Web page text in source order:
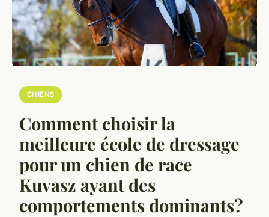
CHIENS
Comment choisir la
meilleure école de dressage
pour un chien de race
Kuvasz ayant des
comportements dominants?